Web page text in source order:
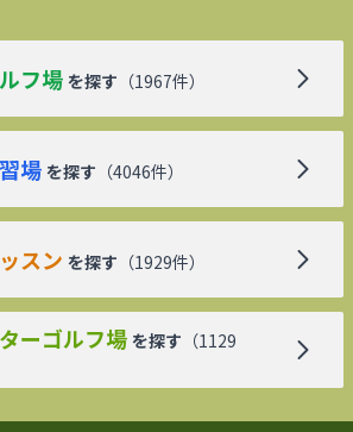
フ場 を探す （1967件）
場 を探す （4046件）
スン を探す （1929件）
ーゴルフ場 を探す （1129